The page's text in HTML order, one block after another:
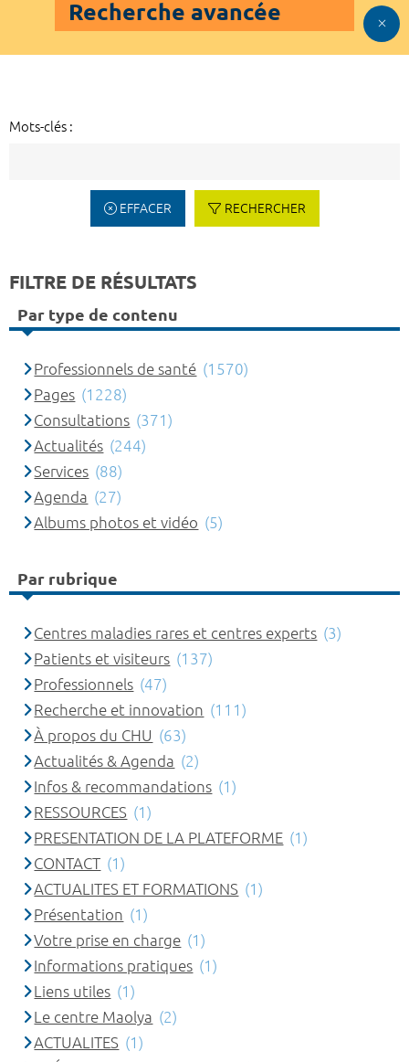
Recherche avancée
Mots-clés :
EFFACER RECHERCHER
FILTRE DE RÉSULTATS
Par type de contenu
Professionnels de santé (1570)
Pages (1228)
Consultations (371)
Actualités (244)
Services (88)
Agenda (27)
Albums photos et vidéo (5)
Par rubrique
Centres maladies rares et centres experts (3)
Patients et visiteurs (137)
Professionnels (47)
Recherche et innovation (111)
À propos du CHU (63)
Actualités & Agenda (2)
Infos & recommandations (1)
RESSOURCES (1)
PRESENTATION DE LA PLATEFORME (1)
CONTACT (1)
ACTUALITES ET FORMATIONS (1)
Présentation (1)
Votre prise en charge (1)
Informations pratiques (1)
Liens utiles (1)
Le centre Maolya (2)
ACTUALITES (1)